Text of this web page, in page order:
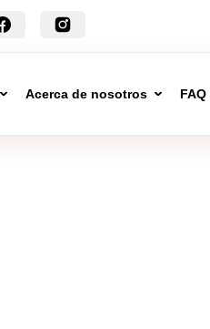
Acerca de nosotros FAQ